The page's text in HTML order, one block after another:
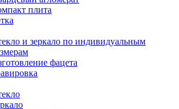
плита
и зеркало по индивидуальным
фацета